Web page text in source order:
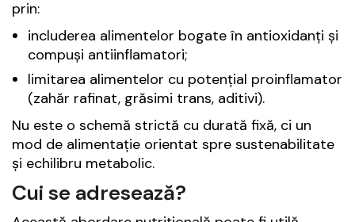
prin:
includerea alimentelor bogate în antioxidanți și
compuși antiinflamatori;
limitarea alimentelor cu potențial proinflamator
(zahăr rafinat, grăsimi trans, aditivi).
Nu este o schemă strictă cu durată fixă, ci un
mod de alimentație orientat spre sustenabilitate
și echilibru metabolic.
Cui se adresează?